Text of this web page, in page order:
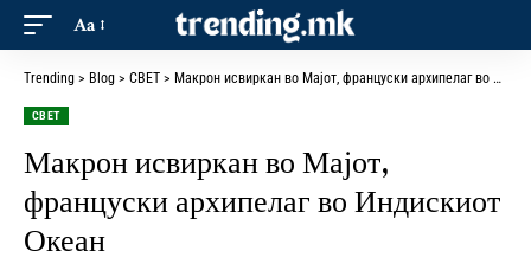
Aa
Trending > Blog > СВЕТ > Макрон исвиркан во Мајот, француски архипелаг во Индискиот Океан
СВЕТ
Макрон исвиркан во Мајот,
француски архипелаг во Индискиот
Океан